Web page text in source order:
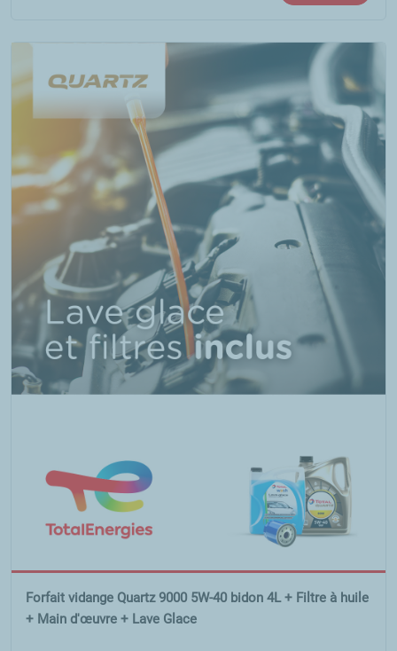
Forfait vidange Quartz 9000 5W-40 bidon 4L + Filtre à huile
+ Main d'œuvre + Lave Glace